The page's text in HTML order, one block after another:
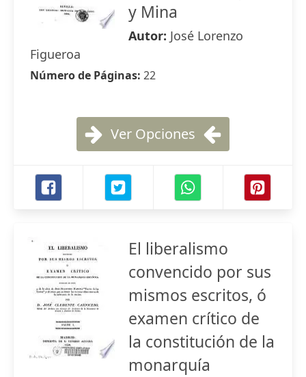
y Mina
Autor: José Lorenzo
Figueroa
Número de Páginas: 22
Ver Opciones
El liberalismo
convencido por sus
mismos escritos, ó
examen crítico de
la constitución de la
monarquía